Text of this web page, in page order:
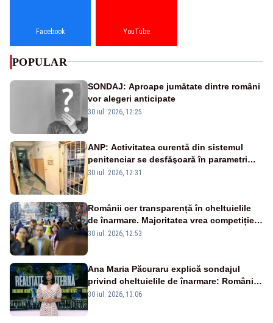
Facebook YouTube
POPULAR
SONDAJ: Aproape jumătate dintre români
vor alegeri anticipate
30 iul. 2026, 12:25
ANP: Activitatea curentă din sistemul
penitenciar se desfăşoară în parametri
normali
30 iul. 2026, 12:31
Românii cer transparență în cheltuielile
de înarmare. Majoritatea vrea competiție
reală și industrie locală – SONDAJ
30 iul. 2026, 12:53
Ana Maria Păcuraru explică sondajul
privind cheltuielile de înarmare: Românii
cer transparență în achiziții și un echilibru
30 iul. 2026, 13:06